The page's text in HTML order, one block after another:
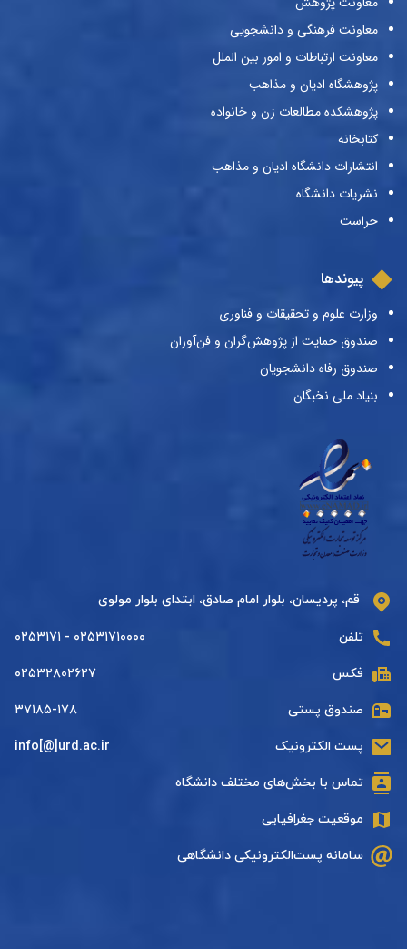
معاونت فرهنگی و دانشجویی
معاونت ارتباطات و امور بین الملل
پژوهشگاه ادیان و مذاهب
پژوهشکده مطالعات زن و خانواده
کتابخانه
انتشارات دانشگاه ادیان و مذاهب
نشریات دانشگاه
حراست
پیوندها
وزارت علوم و تحقیقات و فناوری
صندوق حمایت از پژوهش‌گران و فن‌آوران
صندوق رفاه دانشجویان
بنیاد ملی نخبگان
قم، پردیسان، بلوار امام صادق، ابتدای بلوار مولوی
تلفن ۰۲۵۳۱۷۱۰۰۰۰ - ۰۲۵۳۱۷۱
فکس ۰۲۵۳۲۸۰۲۶۲۷
صندوق پستی ۳۷۱۸۵-۱۷۸
پست الکترونیک info[@]urd.ac.ir
تماس با بخش‌های مختلف دانشگاه
موقعیت جغرافیایی
سامانه پست‌الکترونیکی دانشگاهی